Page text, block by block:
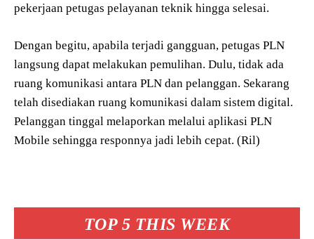
TOP 5 THIS WEEK
pekerjaan petugas pelayanan teknik hingga selesai.
Dengan begitu, apabila terjadi gangguan, petugas PLN
langsung dapat melakukan pemulihan. Dulu, tidak ada
ruang komunikasi antara PLN dan pelanggan. Sekarang
telah disediakan ruang komunikasi dalam sistem digital.
Pelanggan tinggal melaporkan melalui aplikasi PLN
Mobile sehingga responnya jadi lebih cepat. (Ril)